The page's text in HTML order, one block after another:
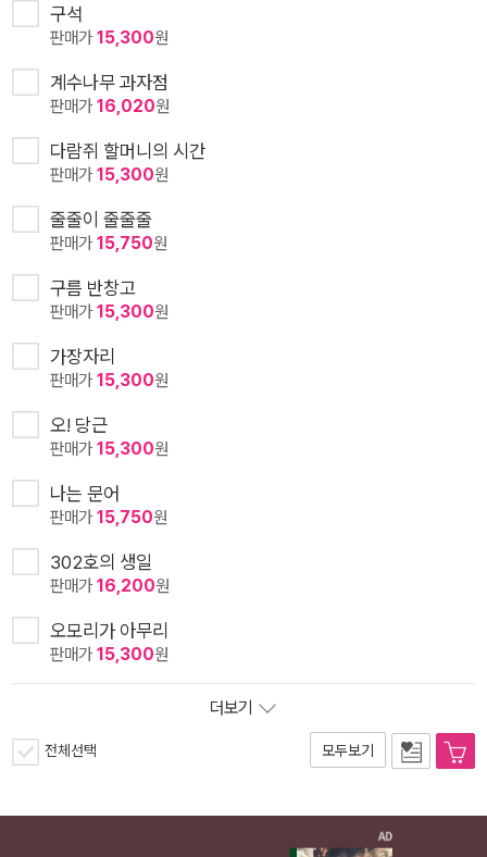
구석
판매가15,300원
계수나무 과자점
판매가16,020원
다람쥐 할머니의 시간
판매가15,300원
줄줄이 줄줄줄
판매가15,750원
구름 반창고
판매가15,300원
가장자리
판매가15,300원
오! 당근
판매가15,300원
나는 문어
판매가15,750원
302호의 생일
판매가16,200원
오모리가 아무리
판매가15,300원
더보기
전체선택 모두보기